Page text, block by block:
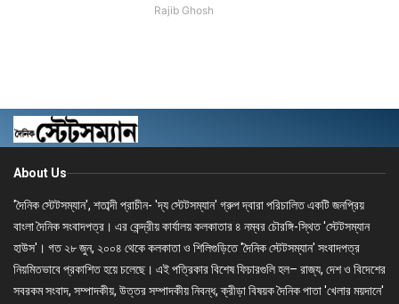
Rajib Ghosh
About Us
'দৈনিক স্টেটসম্যান', শতাব্দী প্রাচীন- 'দ্য স্টেটসম্যান' গ্রুপ দ্বারা পরিচালিত একটি জনপ্রিয়
বাংলা দৈনিক সংবাদপত্র। এর কেন্দ্রীয় কার্যালয় কলকাতার ৪ নম্বর চৌরঙ্গি-স্থিত 'স্টেটসম্যান
হাউস'। গত ২৮ জুন, ২০০৪ থেকে কলকাতা ও শিলিগুড়িতে 'দৈনিক স্টেটসম্যান' সংবাদপত্র
নিয়মিতভাবে প্রকাশিত হয়ে চলেছে। এই পত্রিকার বিশেষ ফিচারগুলি হল– রাজ্য, দেশ ও বিদেশের
সবরকম সংবাদ, সম্পাদকীয়, উত্তর সম্পাদকীয় নিবন্ধ, ক্রীড়া বিষয়ক দৈনিক পাতা 'খেলার ময়দানে'